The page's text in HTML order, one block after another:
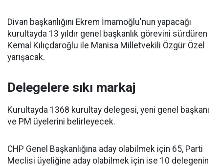
Divan başkanlığını Ekrem İmamoğlu'nun yapacağı
kurultayda 13 yıldır genel başkanlık görevini sürdüren
Kemal Kılıçdaroğlu ile Manisa Milletvekili Özgür Özel
yarışacak.
Delegelere sıkı markaj
Kurultayda 1368 kurultay delegesi, yeni genel başkanı
ve PM üyelerini belirleyecek.
CHP Genel Başkanlığına aday olabilmek için 65, Parti
Meclisi üyeliğine aday olabilmek için ise 10 delegenin